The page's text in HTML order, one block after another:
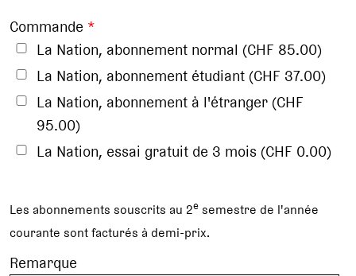
Commande *
La Nation, abonnement normal (CHF 85.00)
La Nation, abonnement étudiant (CHF 37.00)
La Nation, abonnement à l'étranger (CHF
95.00)
La Nation, essai gratuit de 3 mois (CHF 0.00)
Les abonnements souscrits au 2e semestre de l'année
courante sont facturés à demi-prix.
Remarque